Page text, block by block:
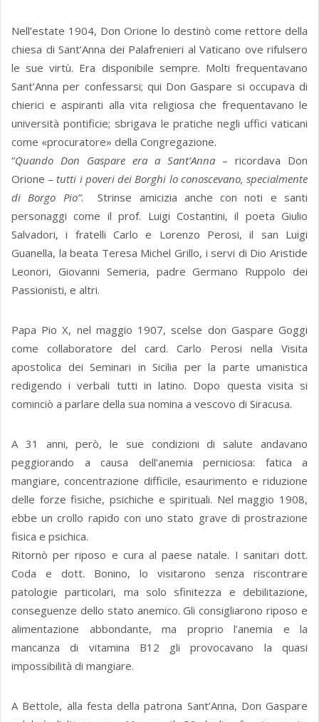
Nell’estate 1904, Don Orione lo destinò come rettore della
chiesa di Sant’Anna dei Palafrenieri al Vaticano ove rifulsero
le sue virtù. Era disponibile sempre. Molti frequentavano
Sant’Anna per confessarsi; qui Don Gaspare si occupava di
chierici e aspiranti alla vita religiosa che frequentavano le
università pontificie; sbrigava le pratiche negli uffici vaticani
come «procuratore» della Congregazione.
“Quando Don Gaspare era a Sant’Anna – ricordava Don
Orione –tutti i poveri dei Borghi lo conoscevano, specialmente
di Borgo Pio”. Strinse amicizia anche con noti e santi
personaggi come il prof. Luigi Costantini, il poeta Giulio
Salvadori, i fratelli Carlo e Lorenzo Perosi, il san Luigi
Guanella, la beata Teresa Michel Grillo, i servi di Dio Aristide
Leonori, Giovanni Semeria, padre Germano Ruppolo dei
Passionisti, e altri.
Papa Pio X, nel maggio 1907, scelse don Gaspare Goggi
come collaboratore del card. Carlo Perosi nella Visita
apostolica dei Seminari in Sicilia per la parte umanistica
redigendo i verbali tutti in latino. Dopo questa visita si
cominciò a parlare della sua nomina a vescovo di Siracusa.
A 31 anni, però, le sue condizioni di salute andavano
peggiorando a causa dell’anemia perniciosa: fatica a
mangiare, concentrazione difficile, esaurimento e riduzione
delle forze fisiche, psichiche e spirituali. Nel maggio 1908,
ebbe un crollo rapido con uno stato grave di prostrazione
fisica e psichica.
Ritornò per riposo e cura al paese natale. I sanitari dott.
Coda e dott. Bonino, lo visitarono senza riscontrare
patologie particolari, ma solo sfinitezza e debilitazione,
conseguenze dello stato anemico. Gli consigliarono riposo e
alimentazione abbondante, ma proprio l’anemia e la
mancanza di vitamina B12 gli provocavano la quasi
impossibilità di mangiare.
A Bettole, alla festa della patrona Sant’Anna, Don Gaspare